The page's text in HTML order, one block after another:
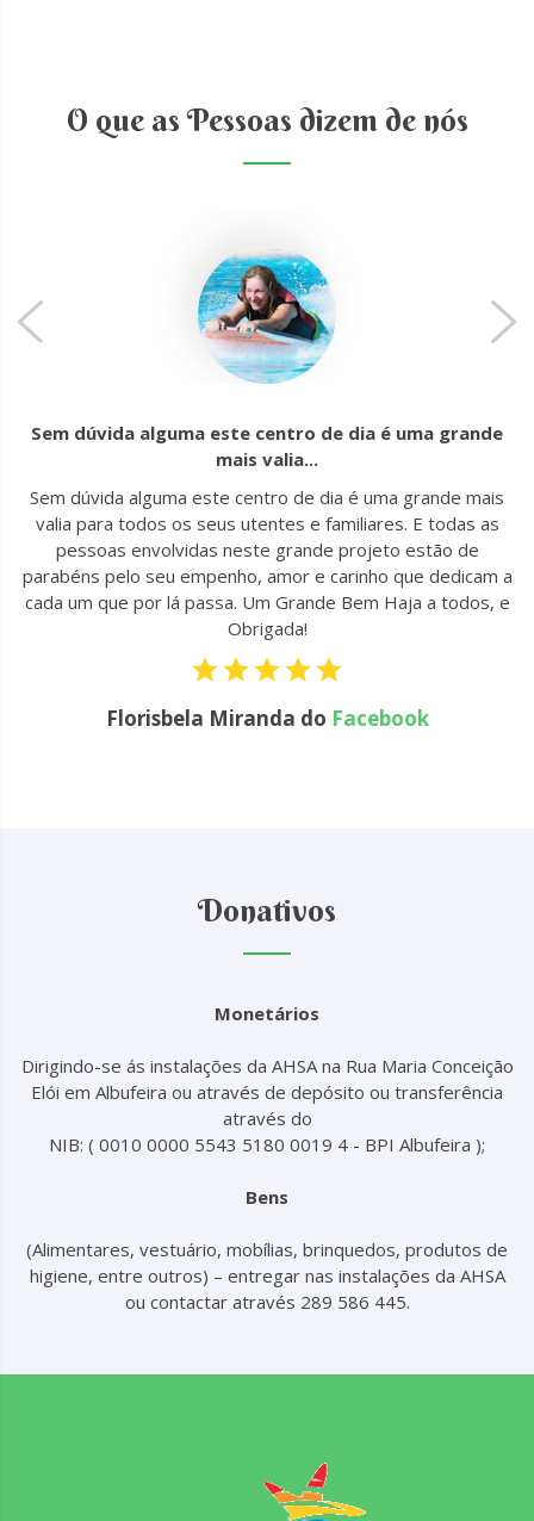
O que as Pessoas dizem de nós
Sem dúvida alguma este centro de dia é uma grande
mais valia...
Sem dúvida alguma este centro de dia é uma grande mais
valia para todos os seus utentes e familiares. E todas as
pessoas envolvidas neste grande projeto estão de
parabéns pelo seu empenho, amor e carinho que dedicam a
cada um que por lá passa. Um Grande Bem Haja a todos, e
Obrigada!
Florisbela Miranda do Facebook
Donativos
Monetários
Dirigindo-se ás instalações da AHSA na Rua Maria Conceição
Elói em Albufeira ou através de depósito ou transferência
através do
NIB: ( 0010 0000 5543 5180 0019 4 - BPI Albufeira );
Bens
(Alimentares, vestuário, mobílias, brinquedos, produtos de
higiene, entre outros) – entregar nas instalações da AHSA
ou contactar através 289 586 445.